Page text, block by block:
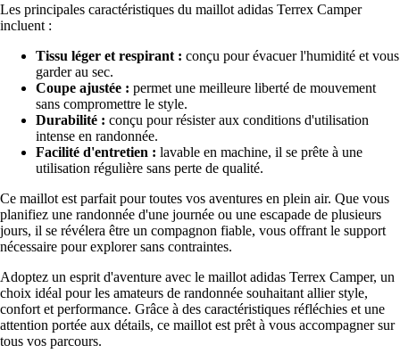
Les principales caractéristiques du maillot adidas Terrex Camper
incluent :
Tissu léger et respirant : conçu pour évacuer l'humidité et vous
garder au sec.
Coupe ajustée : permet une meilleure liberté de mouvement
sans compromettre le style.
Durabilité : conçu pour résister aux conditions d'utilisation
intense en randonnée.
Facilité d'entretien : lavable en machine, il se prête à une
utilisation régulière sans perte de qualité.
Ce maillot est parfait pour toutes vos aventures en plein air. Que vous
planifiez une randonnée d'une journée ou une escapade de plusieurs
jours, il se révélera être un compagnon fiable, vous offrant le support
nécessaire pour explorer sans contraintes.
Adoptez un esprit d'aventure avec le maillot adidas Terrex Camper, un
choix idéal pour les amateurs de randonnée souhaitant allier style,
confort et performance. Grâce à des caractéristiques réfléchies et une
attention portée aux détails, ce maillot est prêt à vous accompagner sur
tous vos parcours.